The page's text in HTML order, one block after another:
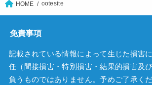
HOME ootesite
免責事項
記載されている情報によって生じた損害
任（間接損害・特別損害・結果的損害及
負うものではありません。予めご了承くだ